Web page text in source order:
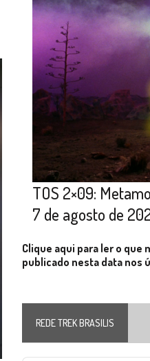
TOS 2×09:
7 de agosto de
Clique aqui para ler o que
publicado nesta data nos
REDE TREK BRASILIS